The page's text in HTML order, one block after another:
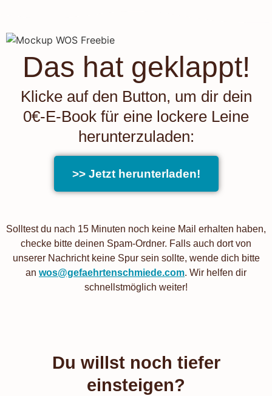
Das hat geklappt!
Klicke auf den Button, um dir dein
0€-E-Book für eine lockere Leine
herunterzuladen:
>> Jetzt herunterladen!
Solltest du nach 15 Minuten noch keine Mail erhalten haben,
checke bitte deinen Spam-Ordner. Falls auch dort von
unserer Nachricht keine Spur sein sollte, wende dich bitte
an wos@gefaehrtenschmiede.com. Wir helfen dir
schnellstmöglich weiter!
Du willst noch tiefer
einsteigen?